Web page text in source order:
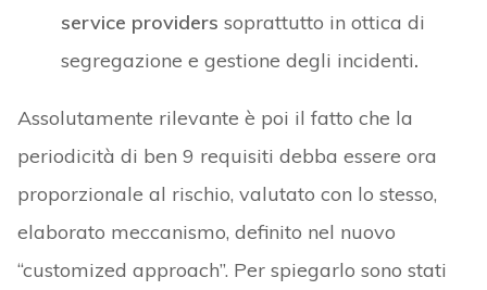
service providers soprattutto in ottica di
segregazione e gestione degli incidenti.
Assolutamente rilevante è poi il fatto che la
periodicità di ben 9 requisiti debba essere ora
proporzionale al rischio, valutato con lo stesso,
elaborato meccanismo, definito nel nuovo
“customized approach”. Per spiegarlo sono stati